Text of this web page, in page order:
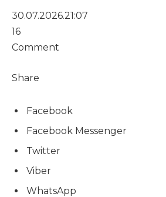
30.07.2026.21:07
16
Comment
Share
Facebook
Facebook Messenger
Twitter
Viber
WhatsApp